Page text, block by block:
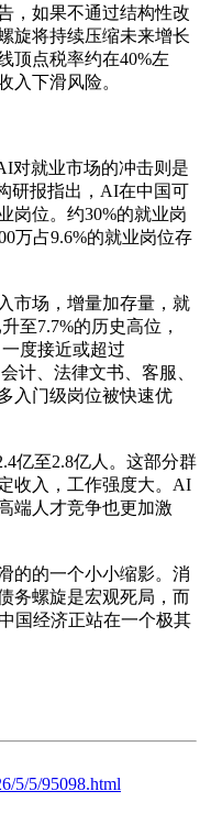
，如果不通过结构性改
旋将持续压缩未来增长
顶点税率约在40%左
入下滑风险。
对就业市场的冲击则是
研报指出，AI在中国可
岗位。约30%的就业岗
万占9.6%的就业岗位存
市场，增量加存量，就
至7.7%的历史高位，
度接近或超过
计、法律文书、客服、
入门级岗位被快速优
亿至2.8亿人。这部分群
收入，工作强度大。AI
端人才竞争也更加激
的的一个小小缩影。消
务螺旋是宏观死局，而
国经济正站在一个极其
5/5/95098.html